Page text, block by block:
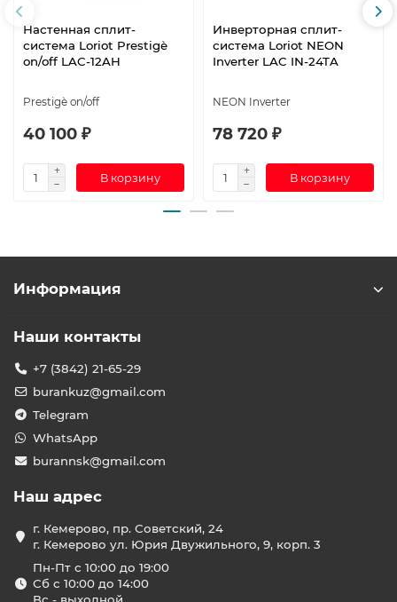
Настенная сплит-
система Loriot Prestigè
on/off LAC-12AH
Prestigè on/off
40 100 ₽
В корзину
Инверторная сплит-
система Loriot NEON
Inverter LAC IN-24TA
NEON Inverter
78 720 ₽
В корзину
Информация
Наши контакты
+7 (3842) 21-65-29
burankuz@gmail.com
Telegram
WhatsApp
burannsk@gmail.com
Наш адрес
г. Кемерово, пр. Советский, 24
г. Кемерово ул. Юрия Двужильного, 9, корп. 3
Пн-Пт с 10:00 до 19:00
Сб с 10:00 до 14:00